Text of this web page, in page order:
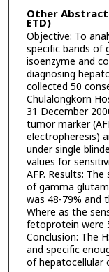
Other
ETD)
Objective: To
specific bands of
isoenzyme and
diagnosing
collected 50
Chulalongkorn
31 December
tumor marker
electropheresis)
under single
values for
AFP. Results:
of gamma
was 48-79% and
Where as the
fetoprotein were
Conclusion: The
and specific
of hepatocellular